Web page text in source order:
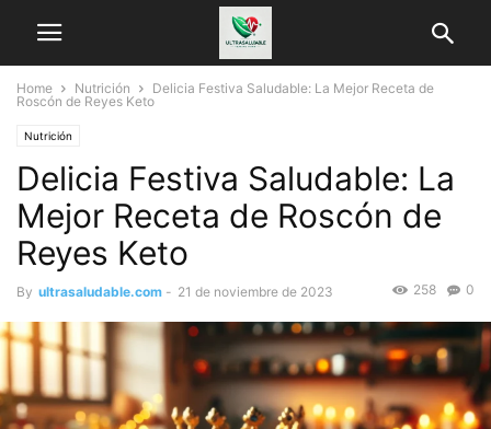
Home Nutrición
Delicia Festiva Saludable: La Mejor Receta de
Roscón de Reyes Keto
Nutrición
Delicia Festiva Saludable: La
Mejor Receta de Roscón de
Reyes Keto
By ultrasaludable.com - 21 de noviembre de 2023 0
258